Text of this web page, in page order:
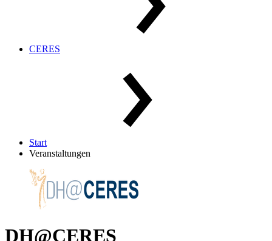
CERES
Start
Veranstaltungen
DH@CERES